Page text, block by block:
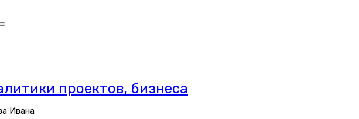
проектов, бизнеса
Ивана